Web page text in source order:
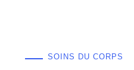
SOINS DU CORPS